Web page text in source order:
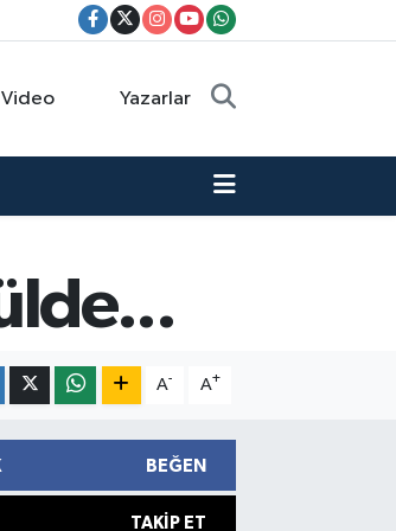
Video Yazarlar
A- A+
BEĞEN
TAKIP ET